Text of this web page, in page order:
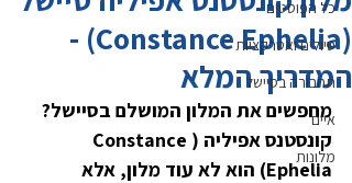
כל הפוסטים
טיולים ואטרקציות
תחבורה בסיישל
איים
מלונות
(Constance Ephelia) -
המדריך המלא
מחפשים את המלון המושלם בסיישל?
קונסטנס אפיליה (Constance
Ephelia) הוא לא עוד מלון, אלא